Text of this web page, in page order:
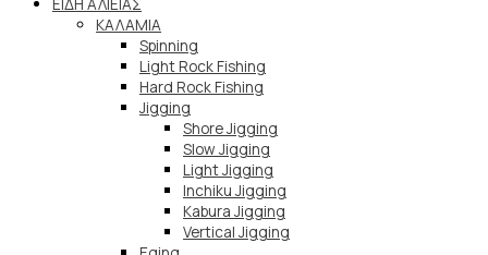
ΚΑΛΑΜΙΑ
Spinning
Light Rock Fishing
Hard Rock Fishing
Jigging
Shore Jigging
Slow Jigging
Light Jigging
Inchiku Jigging
Kabura Jigging
Vertical Jigging